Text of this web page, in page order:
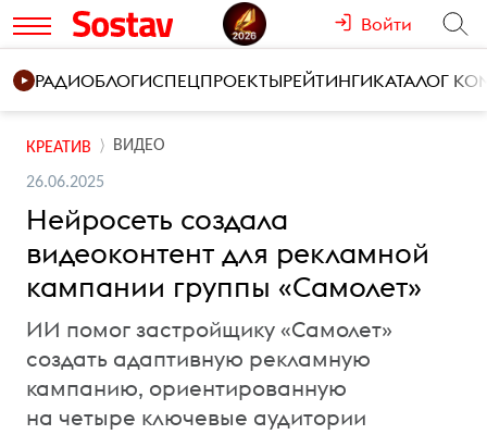
Войти
РАДИОБЛОГИСПЕЦПРОЕКТЫРЕЙТИНГИКАТАЛОГ
КРЕАТИВ ВИДЕО
26.06.2025
Нейросеть создала
видеоконтент для рекламной
кампании группы «Самолет»
ИИ помог застройщику «Самолет»
создать адаптивную рекламную
кампанию, ориентированную
на четыре ключевые аудитории